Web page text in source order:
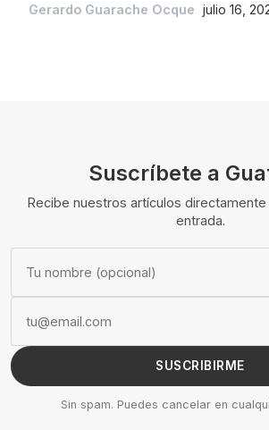
Gerardo Guarache Ocque julio 16,
Suscríbete a
Recibe nuestros artículos
entrada.
SUSCRIBIRME
Sin spam. Puedes cancelar en